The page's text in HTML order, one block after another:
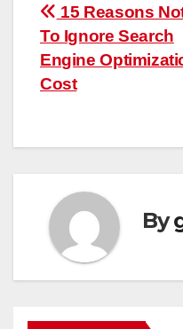
Post
navigation
15 Reasons
To Ignore Search
Engine
Cost
By